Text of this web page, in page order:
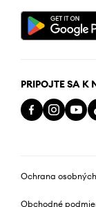
PRIPOJTE SA K
Ochrana
Obchodné